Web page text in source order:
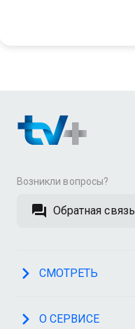
Возникли вопросы?
Обратная связь
СМОТРЕТЬ
О СЕРВИСЕ